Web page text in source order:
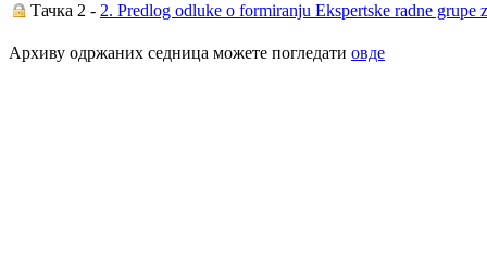
Тачка 2 - 2. Predlog odluke o formiranju Ekspertske radne
Архиву одржаних седница можете погледати овде